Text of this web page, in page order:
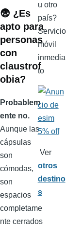
😨 ¿Es
apto para
personas
con
claustrof
obia?
Probablem
ente no.
Aunque las
cápsulas
son
cómodas,
son
espacios
completame
nte cerrados
u otro
país?
Servicio
móvil
inmedia
to
Ver
otros
destino
s